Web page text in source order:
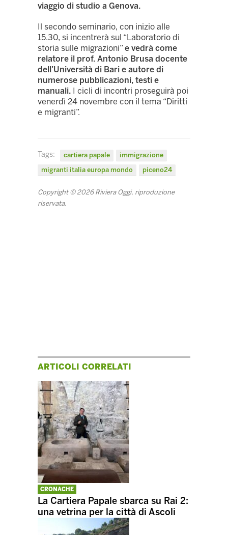
viaggio di studio a Genova.
Il secondo seminario, con inizio alle
15.30, si incentrerà sul “Laboratorio di
storia sulle migrazioni” e vedrà come
relatore il prof. Antonio Brusa docente
dell’Università di Bari e autore di
numerose pubblicazioni, testi e
manuali. I cicli di incontri proseguirà poi
venerdì 24 novembre con il tema “Diritti
e migranti”.
Tags: cartiera papale
immigrazione
migranti italia europa mondo
piceno24
Copyright © 2026 Riviera Oggi, riproduzione
riservata.
ARTICOLI CORRELATI
CRONACHE
La Cartiera Papale sbarca su Rai 2:
una vetrina per la città di Ascoli